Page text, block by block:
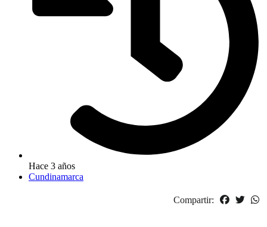
Hace 3 años
Cundinamarca
Compartir: